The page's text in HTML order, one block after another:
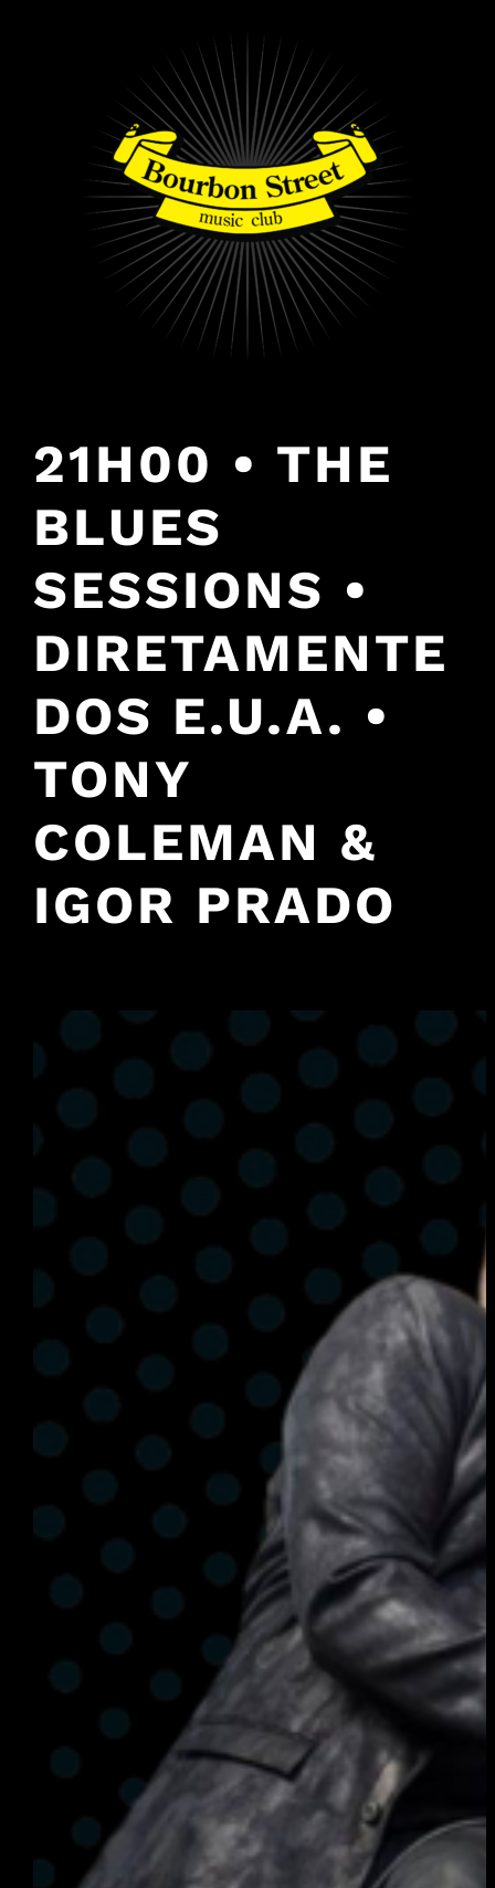
21H00 • THE
BLUES
SESSIONS •
DIRETAMENTE
DOS E.U.A. •
TONY
COLEMAN &
IGOR PRADO